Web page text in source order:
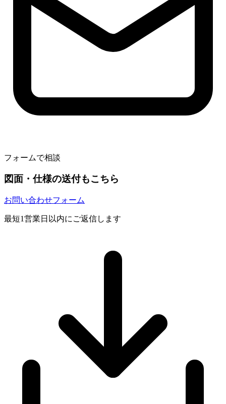
フォームで相談
図面・仕様の送付もこちら
お問い合わせフォーム
最短1営業日以内にご返信します